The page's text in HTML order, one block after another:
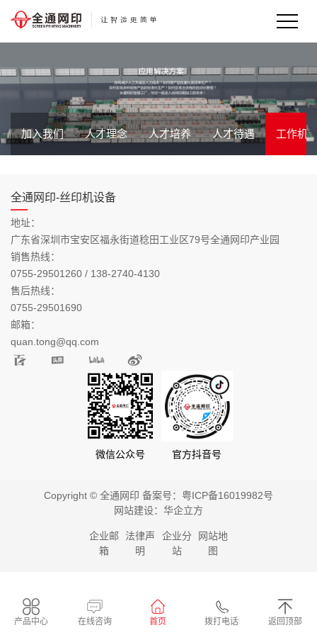
加入我们 人才理念 人才培养 人才待遇 工作机
全通网印-丝印机设备
地址：
广东省深圳市宝安区福永街道稔田工业区79号全通网印产业园
销售热线：
0755-29501260 / 138-2740-4130
售后热线：
0755-29501690
邮箱：
quan.tong@qq.com
微信公众号 官方抖音号
Copyright © 全通网印 备案号： 粤ICP备16019982号
网站建设： 华企立方
企业邮
箱
法律声
明
企业分
站
网站地
图
产品中心 在线咨询 首页 拨打电话 返回顶部